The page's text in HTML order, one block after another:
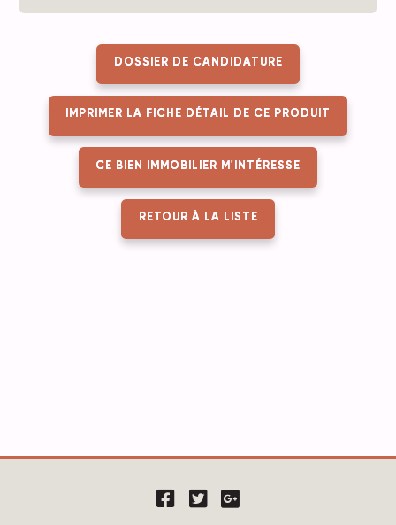
DOSSIER DE CANDIDATURE
IMPRIMER LA FICHE DÉTAIL DE CE PRODUIT
CE BIEN IMMOBILIER M'INTÉRESSE
RETOUR À LA LISTE